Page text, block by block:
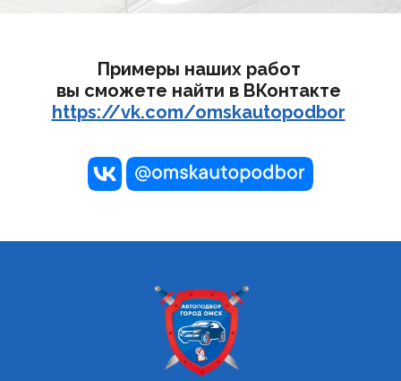
Примеры наших работ
вы сможете найти в ВКонтакте
https://vk.com/omskautopodbor